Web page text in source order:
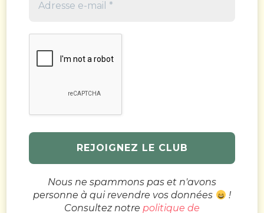
Nous ne spammons pas et n'avons
personne à qui revendre vos données
!
Consultez notre politique de